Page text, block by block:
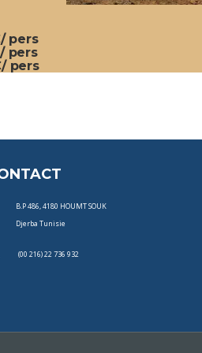
pers
pers
pers
B.P 486, 4180 HOUMT SOUK
Djerba Tunisie
(00 216) 22 736 932